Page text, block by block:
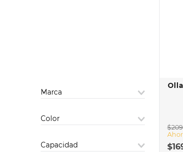
Marca
PRESTO
Capacidad
Color
Plata
$
$